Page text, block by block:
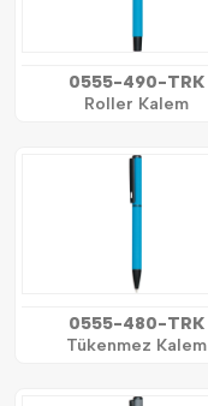
0555-490-TRK
Roller Kalem
0555-480-TRK
Tükenmez Kalem